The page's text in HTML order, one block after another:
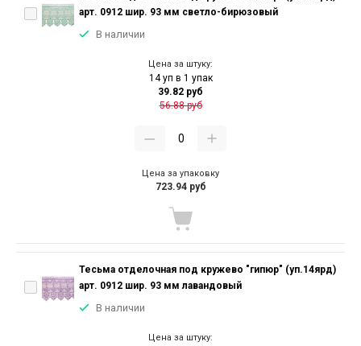
арт. 0912 шир. 93 мм светло-бирюзовый
В наличии
Цена за штуку:
14 уп в 1 упак
39.82 руб
56.88 руб
Цена за упаковку
723.94 руб
Тесьма отделочная под кружево "гипюр" (уп.14ярд)
арт. 0912 шир. 93 мм лавандовый
В наличии
Цена за штуку: